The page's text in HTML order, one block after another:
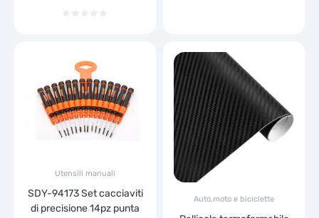
Utensili manuali
SDY-94173 Set cacciaviti
di precisione 14pz punta
Auto,moto e biciclette